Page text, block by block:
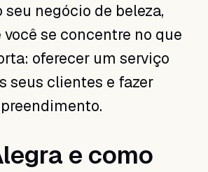
negócio de beleza,
se concentre no que
oferecer um serviço
seus clientes e fazer
e como